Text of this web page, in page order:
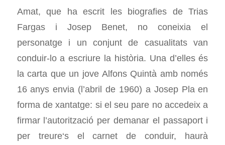
Amat, que ha escrit les biografies de Trias
Fargas i Josep Benet, no coneixia el
personatge i un conjunt de casualitats van
conduir-lo a escriure la història. Una d’elles és
la carta que un jove Alfons Quintà amb només
16 anys envia (l’abril de 1960) a Josep Pla en
forma de xantatge: si el seu pare no accedeix a
firmar l’autorització per demanar el passaport i
per treure‘s el carnet de conduir, haurà